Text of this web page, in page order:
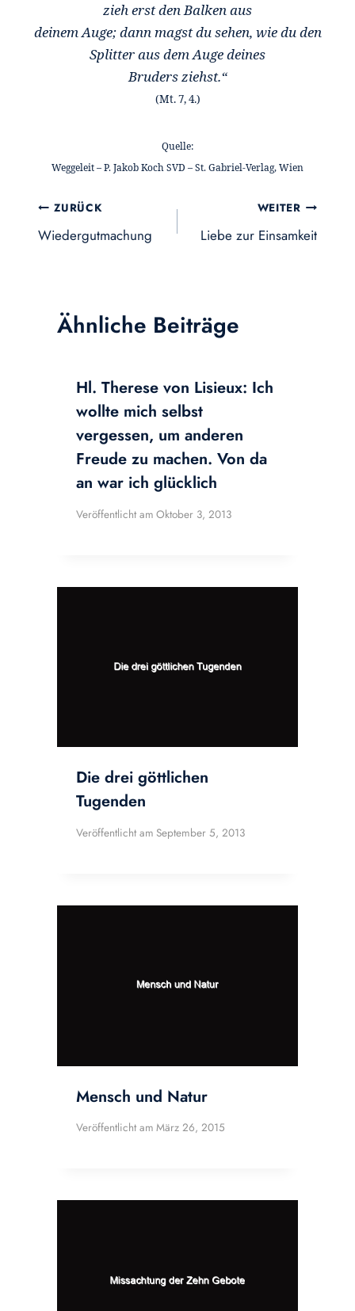
zieh erst den Balken aus
deinem Auge; dann magst du sehen, wie du den
Splitter aus dem Auge deines
Bruders ziehst.“
(Mt. 7, 4.)
Quelle:
Weggeleit – P. Jakob Koch SVD – St. Gabriel-Verlag, Wien
Beitragsnavigation
ZURÜCK
Wiedergutmachung
WEITER
Liebe zur Einsamkeit
Ähnliche Beiträge
Hl. Therese von Lisieux: Ich
wollte mich selbst
vergessen, um anderen
Freude zu machen. Von da
an war ich glücklich
Veröffentlicht am Oktober 3, 2013
Die drei göttlichen
Tugenden
Veröffentlicht am September 5, 2013
Mensch und Natur
Veröffentlicht am März 26, 2015